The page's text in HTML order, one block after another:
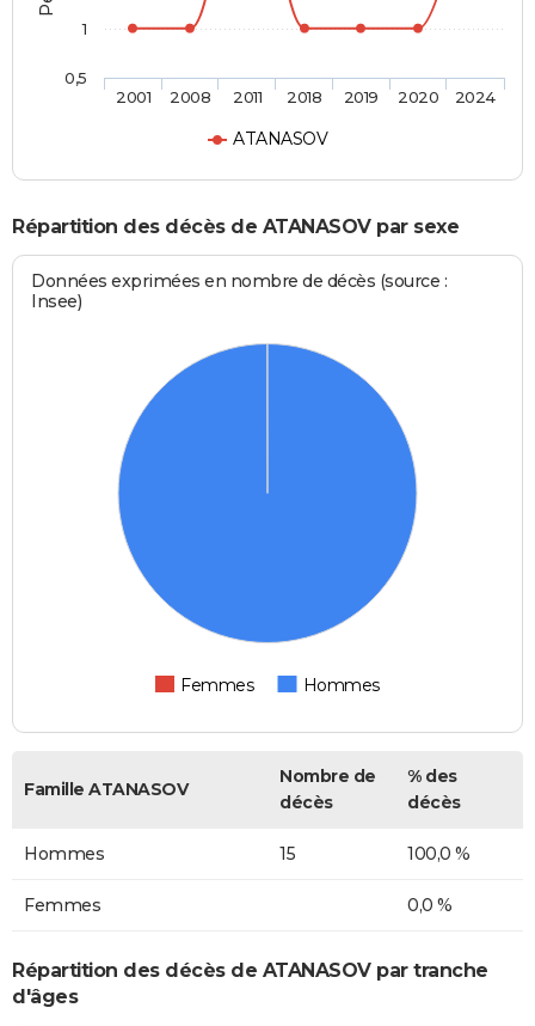
ATANASOV
2001 2008 2011 2018 2019 2020 2024
0,5
1
Répartition des décès de ATANASOV par sexe
Données exprimées en nombre de décès (source :
Insee)
Femmes Hommes
Famille ATANASOV
Nombre de
décès
% des
décès
Hommes 15 100,0 %
Femmes 0,0 %
Répartition des décès de ATANASOV par tranche
d'âges